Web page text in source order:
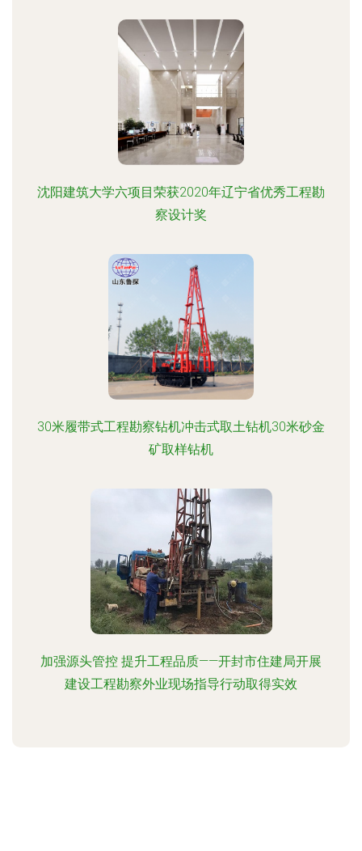
沈阳建筑大学六项目荣获2020年辽宁省优秀工程勘
察设计奖
30米履带式工程勘察钻机冲击式取土钻机30米砂金
矿取样钻机
加强源头管控 提升工程品质——开封市住建局开展
建设工程勘察外业现场指导行动取得实效